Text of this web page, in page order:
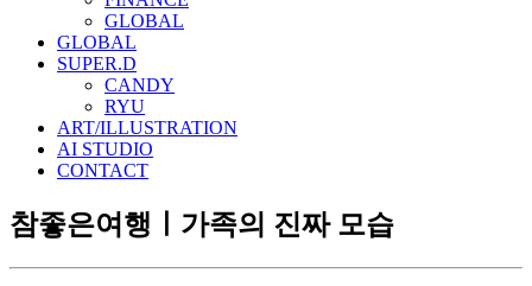
GLOBAL
GLOBAL
SUPER.D
CANDY
RYU
ART/ILLUSTRATION
AI STUDIO
CONTACT
참좋은여행ㅣ가족의 진짜 모습